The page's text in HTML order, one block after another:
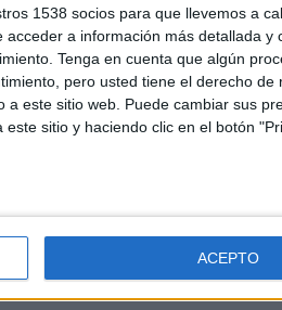
1538 socios para que llevemos a
a información más detallada y
Tenga en cuenta que algún
pero usted tiene el derecho de
este sitio web. Puede cambiar sus
sitio y haciendo clic en el botón
ACEPTO
en
les
en el